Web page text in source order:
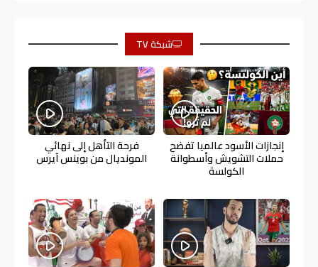
شبكة TV
إنجازات الأسود عالميا تفضح
حملات التشويش وأسطوانة
الكولسة
فرحة التأهل إلى نهائي
المونديال من بوينس آيرس